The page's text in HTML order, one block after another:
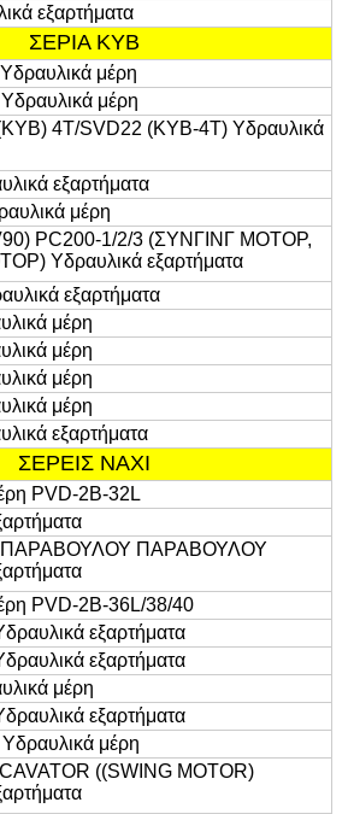
εξαρτήματα
ΣΕΡΙΑ KYB
μέρη
μέρη
4T/SVD22 (KYB-4T) Υδραυλικά
εξαρτήματα
μέρη
PC200-1/2/3 (ΣΥΝΓΙΝΓ ΜΟΤΟΡ,
Υδραυλικά εξαρτήματα
εξαρτήματα
μέρη
μέρη
μέρη
μέρη
εξαρτήματα
ΣΕΡΕΙΣ ΝΑΧΙ
PVD-2B-32L
ΠΑΡΑΒΟΥΛΟΥ ΠΑΡΑΒΟΥΛΟΥ
PVD-2B-36L/38/40
εξαρτήματα
εξαρτήματα
μέρη
εξαρτήματα
μέρη
((SWING MOTOR)